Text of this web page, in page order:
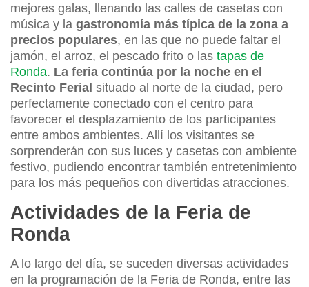
mejores galas, llenando las calles de casetas con
música y la gastronomía más típica de la zona a
precios populares, en las que no puede faltar el
jamón, el arroz, el pescado frito o las tapas de
Ronda. La feria continúa por la noche en el
Recinto Ferial situado al norte de la ciudad, pero
perfectamente conectado con el centro para
favorecer el desplazamiento de los participantes
entre ambos ambientes. Allí los visitantes se
sorprenderán con sus luces y casetas con ambiente
festivo, pudiendo encontrar también entretenimiento
para los más pequeños con divertidas atracciones.
Actividades de la Feria de
Ronda
A lo largo del día, se suceden diversas actividades
en la programación de la Feria de Ronda, entre las